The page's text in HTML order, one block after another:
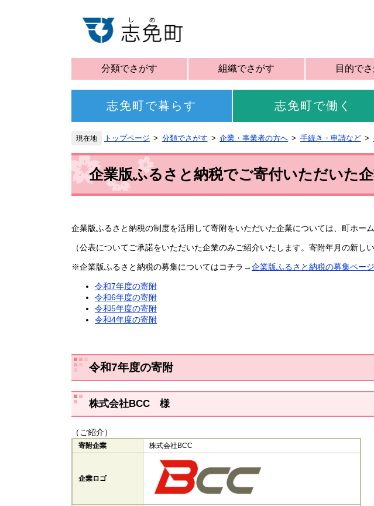
分類でさがす 組織でさがす 目的で
志免町で暮らす 志免町で働く
トップページ 分類でさがす 企業・事業者の方へ 手続き・申請など
企業版ふるさと納税でご寄付いただいた
企業版ふるさと納税の制度を活用して寄附をいただいた企業については、町ホー
（公表についてご承諾をいただいた企業のみご紹介いたします。寄附年月の新し
※企業版ふるさと納税の募集についてはコチラ→企業版ふるさと納税の募集ページ
令和7年度の寄附
令和6年度の寄附
令和5年度の寄附
令和4年度の寄附
令和7年度の寄附
株式会社BCC​ 様
（ご紹介）
寄附企業 株式会社BCC
企業ロゴ